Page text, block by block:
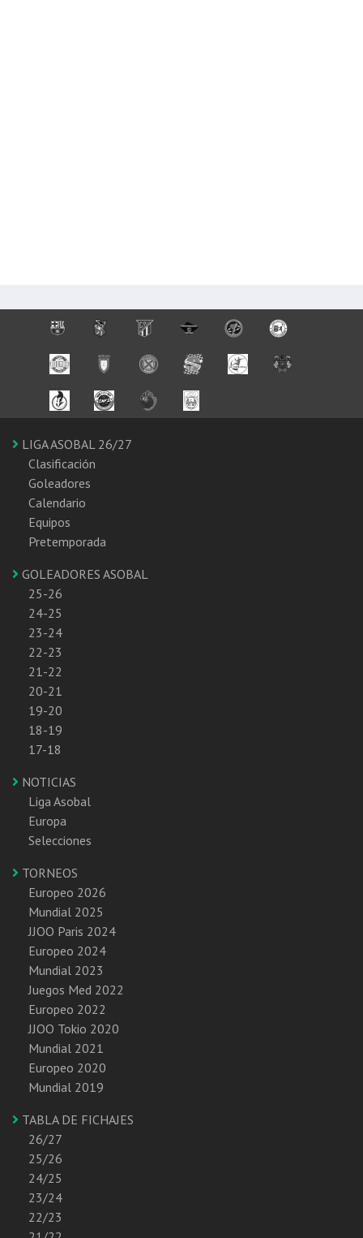
LIGA ASOBAL 26/27
Clasificación
Goleadores
Calendario
Equipos
Pretemporada
GOLEADORES ASOBAL
25-26
24-25
23-24
22-23
21-22
20-21
19-20
18-19
17-18
NOTICIAS
Liga Asobal
Europa
Selecciones
TORNEOS
Europeo 2026
Mundial 2025
JJOO Paris 2024
Europeo 2024
Mundial 2023
Juegos Med 2022
Europeo 2022
JJOO Tokio 2020
Mundial 2021
Europeo 2020
Mundial 2019
TABLA DE FICHAJES
26/27
25/26
24/25
23/24
22/23